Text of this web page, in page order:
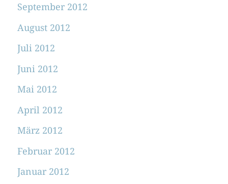
September 2012
August 2012
Juli 2012
Juni 2012
Mai 2012
April 2012
März 2012
Februar 2012
Januar 2012